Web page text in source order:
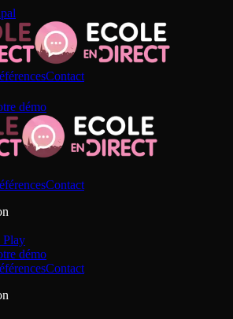
Contact
démo
Contact
Play
démo
Contact